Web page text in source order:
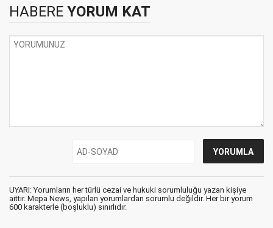
HABERE YORUM KAT
UYARI: Yorumların her türlü cezai ve hukuki sorumluluğu yazan kişiye
aittir. Mepa News, yapılan yorumlardan sorumlu değildir. Her bir yorum
600 karakterle (boşluklu) sınırlıdır.